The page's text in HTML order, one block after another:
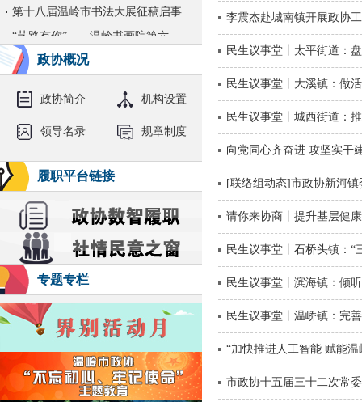
第十八届温岭市书法大展征稿启事
“艺路有你”——温岭书画院第六...
【展讯】匠心岭上来——温岭市第...
关于公开征集温岭市政协“请你来...
展讯丨“大美台州”十得社第二回...
展讯丨寄情故乡——沈三草水墨艺...
公开选调1人！温岭市政协办公室...
中国人民政治协商会议温岭市委员...
【展讯】温岭市首届行草书书法大...
崇学“岭”读·书香政协丨文史讲...
政协温岭市委员会办公室（汇总）...
2023年度逾期尚未支付中小企...
致全市政协委员的倡议书
政协温岭市委员会办公室2022...
政协概况
政协简介 机构设置
领导名录 规章制度
履职平台链接
专题专栏
李震杰赴城南镇开展政协
民生议事堂丨太平街道：
民生议事堂丨大溪镇：做
民生议事堂丨城西街道：
向党同心齐奋进 攻坚实干
[联络组动态]市政协新河
请你来协商丨提升基层健
民生议事堂丨石桥头镇：“
民生议事堂丨滨海镇：倾
民生议事堂丨温峤镇：完
“加快推进人工智能 赋能
市政协十五届三十二次常